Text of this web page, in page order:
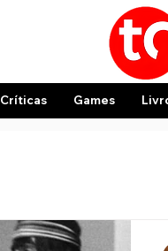
Críticas Games